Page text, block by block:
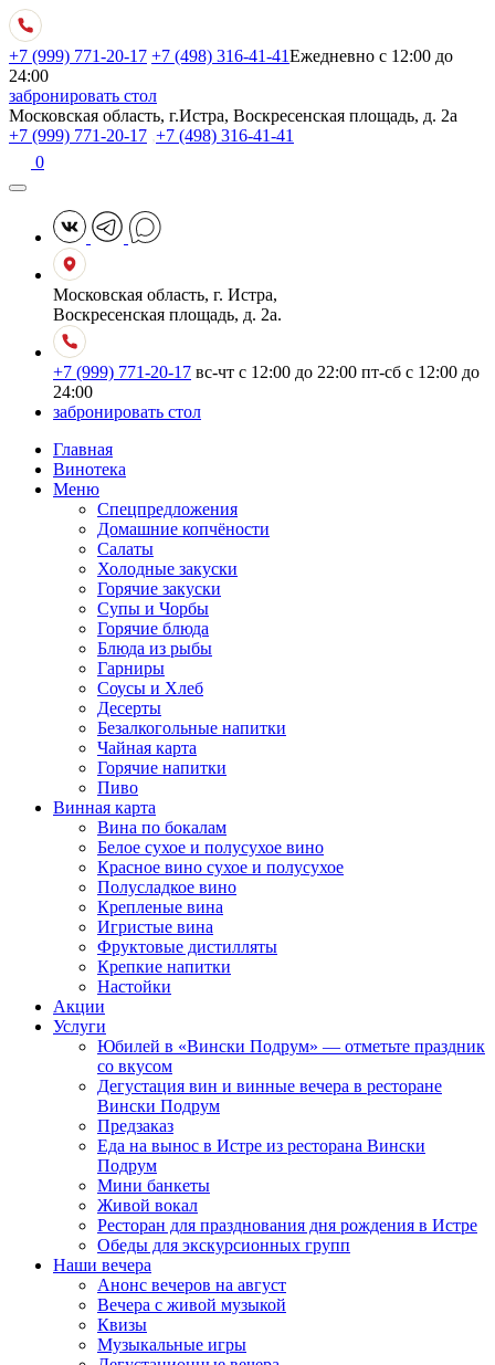
+7 (999) 771-20-17 +7 (498) 316-41-41Ежедневно с 12:00 до
24:00
забронировать стол
Московская область, г.Истра, Воскресенская площадь, д. 2а
+7 (999) 771-20-17 ,+7 (498) 316-41-41
0
Московская область, г. Истра,
Воскресенская площадь, д. 2а.
+7 (999) 771-20-17 вс-чт с 12:00 до 22:00 пт-сб с 12:00 до
24:00
забронировать стол
Главная
Винотека
Меню
Спецпредложения
Домашние копчёности
Салаты
Холодные закуски
Горячие закуски
Супы и Чорбы
Горячие блюда
Блюда из рыбы
Гарниры
Соусы и Хлеб
Десерты
Безалкогольные напитки
Чайная карта
Горячие напитки
Пиво
Винная карта
Вина по бокалам
Белое сухое и полусухое вино
Красное вино сухое и полусухое
Полусладкое вино
Крепленые вина
Игристые вина
Фруктовые дистилляты
Крепкие напитки
Настойки
Акции
Услуги
Юбилей в «Вински Подрум» — отметьте праздник
со вкусом
Дегустация вин и винные вечера в ресторане
Вински Подрум
Предзаказ
Еда на вынос в Истре из ресторана Вински
Подрум
Мини банкеты
Живой вокал
Ресторан для празднования дня рождения в Истре
Обеды для экскурсионных групп
Наши вечера
Анонс вечеров на август
Вечера с живой музыкой
Квизы
Музыкальные игры